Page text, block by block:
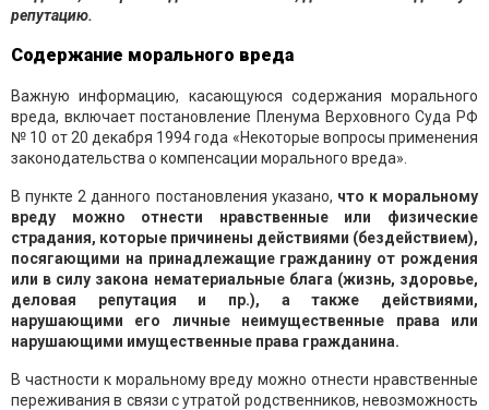
репутацию.
Содержание морального вреда
Важную информацию, касающуюся содержания морального
вреда, включает постановление Пленума Верховного Суда РФ
№ 10 от 20 декабря 1994 года «Некоторые вопросы применения
законодательства о компенсации морального вреда».
В пункте 2 данного постановления указано, что к моральному
вреду можно отнести нравственные или физические
страдания, которые причинены действиями (бездействием),
посягающими на принадлежащие гражданину от рождения
или в силу закона нематериальные блага (жизнь, здоровье,
деловая репутация и пр.), а также действиями,
нарушающими его личные неимущественные права или
нарушающими имущественные права гражданина.
В частности к моральному вреду можно отнести нравственные
переживания в связи с утратой родственников, невозможность